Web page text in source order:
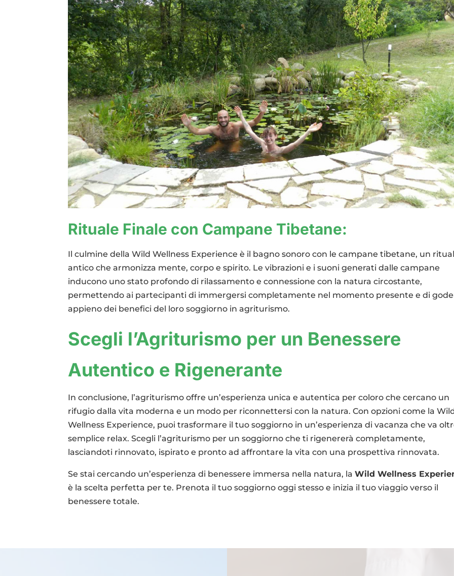
Rituale Finale con Campane Tibetane:
Il culmine della Wild Wellness Experience è il bagno sonoro con le campane tibetane, un
antico che armonizza mente, corpo e spirito. Le vibrazioni e i suoni generati dalle campane
inducono uno stato profondo di rilassamento e connessione con la natura circostante,
permettendo ai partecipanti di immergersi completamente nel momento presente e di
appieno dei benefici del loro soggiorno in agriturismo.
Scegli l’Agriturismo per un Benessere
Autentico e Rigenerante
In conclusione, l’agriturismo offre un’esperienza unica e autentica per coloro che cercano un
rifugio dalla vita moderna e un modo per riconnettersi con la natura. Con opzioni come la
Wellness Experience, puoi trasformare il tuo soggiorno in un’esperienza di vacanza che va
semplice relax. Scegli l’agriturismo per un soggiorno che ti rigenererà completamente,
lasciandoti rinnovato, ispirato e pronto ad affrontare la vita con una prospettiva rinnovata.
Se stai cercando un’esperienza di benessere immersa nella natura, laWild Wellness
è la scelta perfetta per te. Prenota il tuo soggiorno oggi stesso e inizia il tuo viaggio verso il
benessere totale.